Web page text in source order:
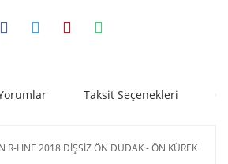
Taksit Seçenekleri
R-LINE 2018 DİŞSİZ ÖN DUDAK - ÖN KÜREK